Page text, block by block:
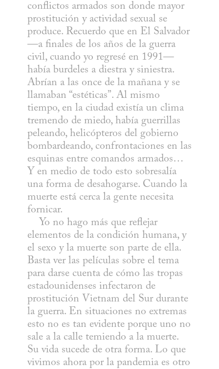
conflictos armados son donde mayor
prostitución y actividad sexual se
produce. Recuerdo que en El Salvador
—a finales de los años de la guerra
civil, cuando yo regresé en 1991—
había burdeles a diestra y siniestra.
Abrían a las once de la mañana y se
llamaban “estéticas”. Al mismo
tiempo, en la ciudad existía un clima
tremendo de miedo, había guerrillas
peleando, helicópteros del gobierno
bombardeando, confrontaciones en las
esquinas entre comandos armados…
Y en medio de todo esto sobresalía
una forma de desahogarse. Cuando la
muerte está cerca la gente necesita
fornicar.
elementos de la condición humana, y
el sexo y la muerte son parte de ella.
Basta ver las películas sobre el tema
para darse cuenta de cómo las tropas
estadounidenses infectaron de
prostitución Vietnam del Sur durante
la guerra. En situaciones no extremas
esto no es tan evidente porque uno no
sale a la calle temiendo a la muerte.
Su vida sucede de otra forma. Lo que
vivimos ahora por la pandemia es otro